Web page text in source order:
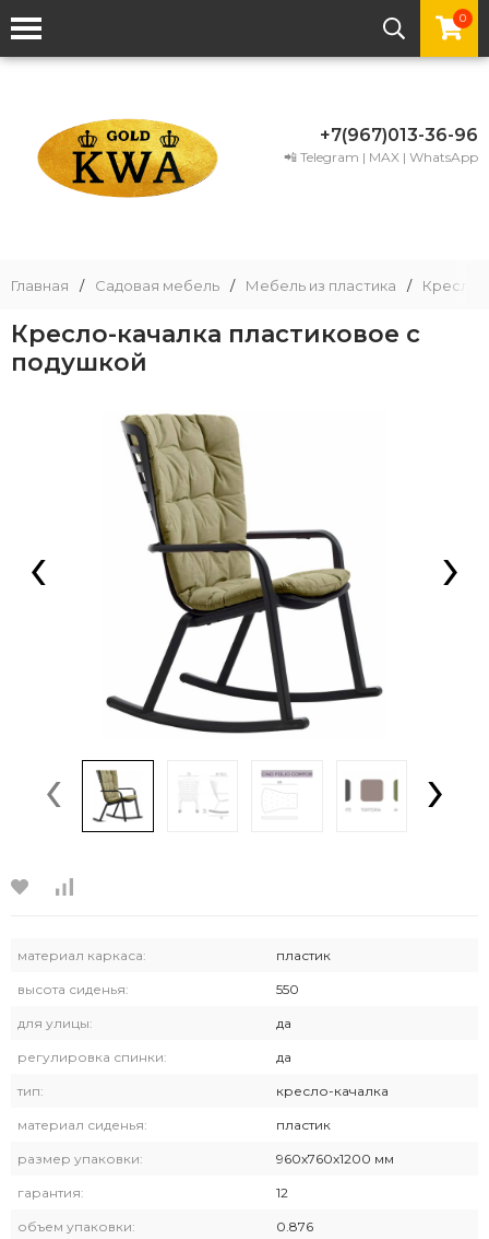
0
+7(967)013-36-96
📲 Telegram | MAX | WhatsApp
Главная / Садовая мебель / Мебель из пластика / Кресла
Кресло-качалка пластиковое с
подушкой
‹ ›
‹ ›
материал каркаса: пластик
высота сиденья: 550
для улицы: да
регулировка спинки: да
тип: кресло-качалка
материал сиденья: пластик
размер упаковки: 960х760х1200 мм
гарантия: 12
объем упаковки: 0.876